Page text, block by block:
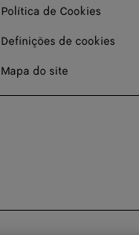
Política de Cookies
Definições de cookies
Mapa do site